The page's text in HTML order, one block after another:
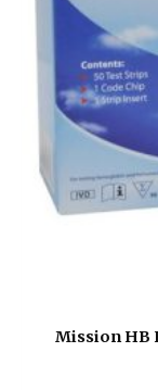
Mission HB